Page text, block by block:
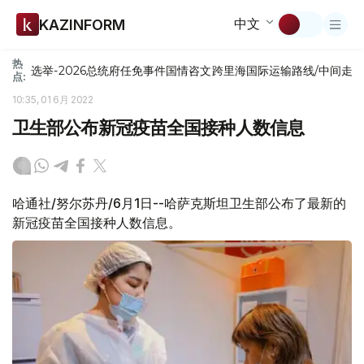
KAZINFORM 中文
热
点: 选举-2026总统府任免事件国情咨文跨里海国际运输路线/中间走廊
10:35, 01 6月 2022
卫生部公布新冠疫苗全国接种人数信息
哈通社/努尔苏丹/6月1日--哈萨克斯坦卫生部公布了最新的
新冠疫苗全国接种人数信息。